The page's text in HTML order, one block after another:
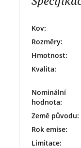
Kov:
Rozměry:
Hmotnost:
Kvalita:
Nominální
hodnota:
Země původu:
Rok emise:
Limitace: